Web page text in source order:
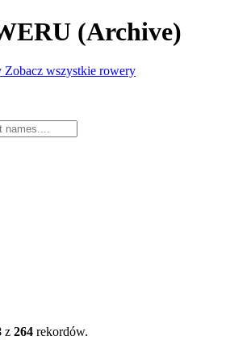
(Archive)
Zobacz wszystkie rowery
z 264 rekordów.